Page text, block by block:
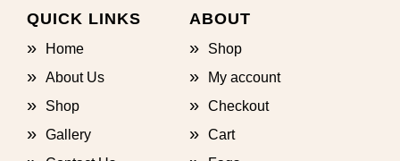
QUICK LINKS
Home
About Us
Shop
Gallery
ABOUT
Shop
My account
Checkout
Cart